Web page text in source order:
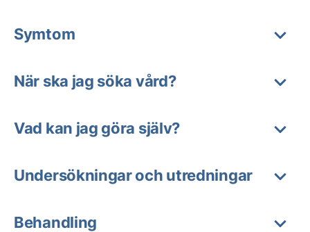
Symtom
När ska jag söka vård?
Vad kan jag göra själv?
Undersökningar och utredningar
Behandling